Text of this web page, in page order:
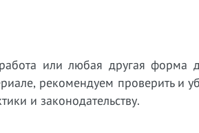
или любая другая форма
рекомендуем проверить и
и законодательству.